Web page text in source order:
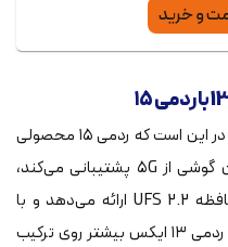
و خرید
مهم‌ترین تفاوت ردمی 13X با ردمی ۱۵ در این است که ردمی ۱۵ محصولی
جدیدتر، قوی‌تر و آینده‌دارتر است. این گوشی از ۵G پشتیبانی می‌کند،
تراشه کم‌مصرف‌تر و مدرن‌تری دارد، حافظه UFS 2.2 ارائه می‌دهد و با
اندروید ۱۵ عرضه شده است. در مقابل، ردمی ۱۳ ایکس بیشتر روی ترکیب